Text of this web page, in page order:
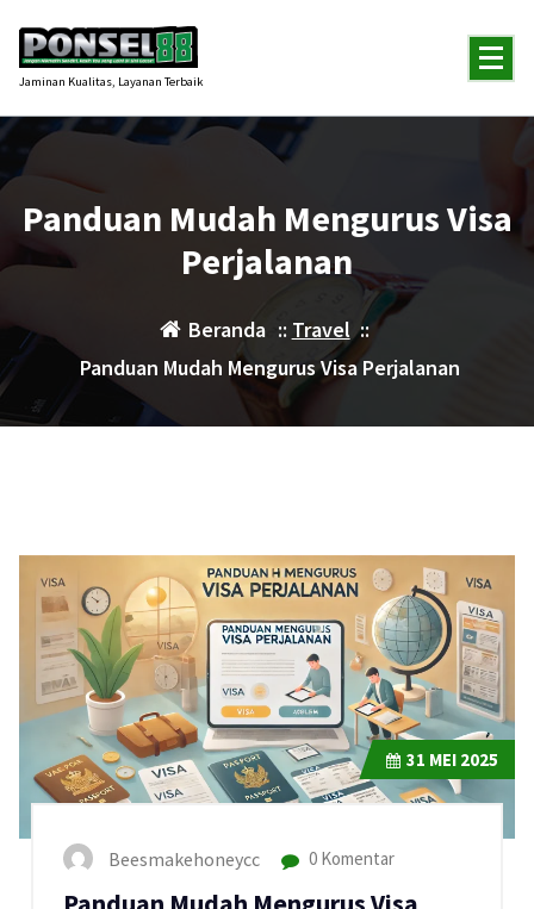
konten
Jaminan Kualitas, Layanan Terbaik
Panduan Mudah Mengurus Visa
Perjalanan
Beranda :: Travel ::
Panduan Mudah Mengurus Visa Perjalanan
31 MEI 2025
Beesmakehoneycc 0 Komentar